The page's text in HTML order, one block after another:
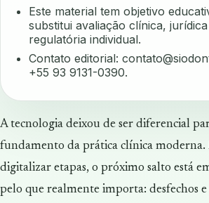
Este material tem objetivo
substitui avaliação clínica,
regulatória individual.
Contato editorial:
+55 93 9131-0390.
A tecnologia deixou de ser diferencial
fundamento da prática clínica moderna.
digitalizar etapas, o próximo salto está
pelo que realmente importa: desfechos